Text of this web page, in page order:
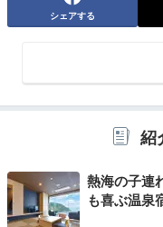
お部屋のお風呂に入りま
た！
朝食も部屋食で
品数豊富で満足
シェアする
紹
熱海の子連
も喜ぶ温泉